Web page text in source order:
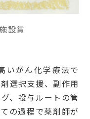
設賞
いがん化学療法で
選択支援、副作用
、投与ルートの管
の過程で薬剤師が